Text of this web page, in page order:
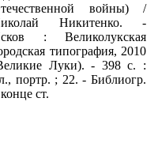
войны) /
Никитенко. -
: Великолукская
типография, 2010
Луки). - 398 с. :
портр. ; 22. - Библиогр.
ст.